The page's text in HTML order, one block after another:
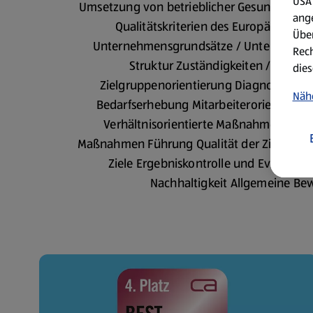
Umsetzung von betrieblicher
Qualitätskriterien des Europäischen
Unternehmensgrundsätze /
Struktur Zuständigkeiten /
Zielgruppenorientierung
Bedarfserhebung
Verhältnisorientierte Maßnahmen
Maßnahmen Führung Qualität der
Ziele Ergebniskontrolle und
Nachhaltigkeit Allgemeine